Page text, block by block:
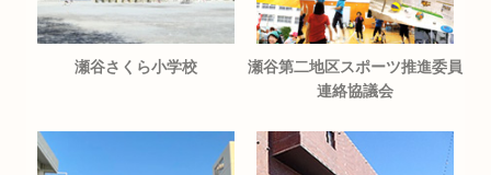
瀬谷さくら小学校
瀬谷第二地区スポーツ推進委員
連絡協議会